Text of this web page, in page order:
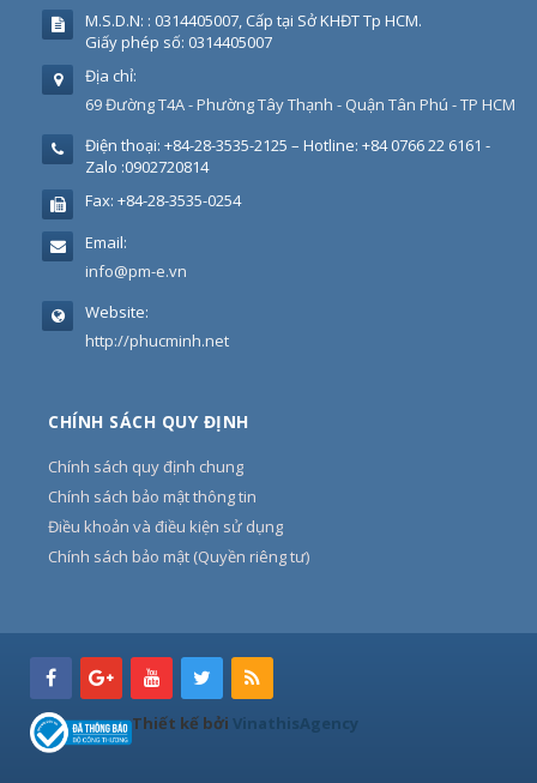
M.S.D.N: : 0314405007, Cấp tại Sở KHĐT Tp HCM.
Giấy phép số: 0314405007
Địa chỉ:
69 Đường T4A - Phường Tây Thạnh - Quận Tân Phú - TP HCM
Điện thoại: +84-28-3535-2125 – Hotline: +84 0766 22 6161 -
Zalo :0902720814
Fax: +84-28-3535-0254
Email:
info@pm-e.vn
Website:
http://phucminh.net
CHÍNH SÁCH QUY ĐỊNH
Chính sách quy định chung
Chính sách bảo mật thông tin
Điều khoản và điều kiện sử dụng
Chính sách bảo mật (Quyền riêng tư)
Thiết kế bởi VinathisAgency